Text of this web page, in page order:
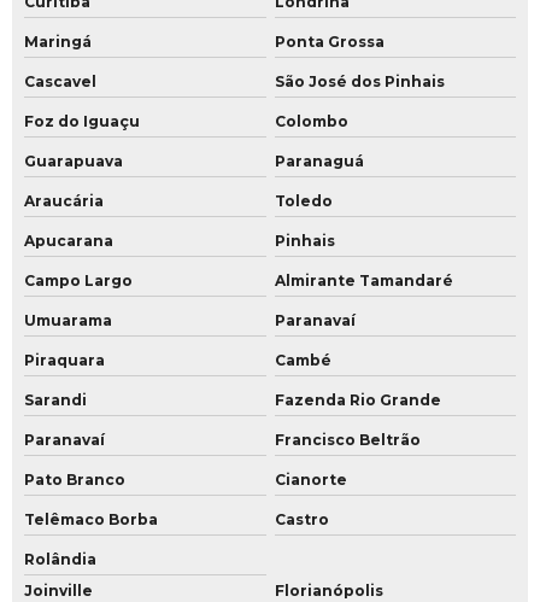
Maringá Ponta Grossa
Cascavel São José dos Pinhais
Foz do Iguaçu Colombo
Guarapuava Paranaguá
Araucária Toledo
Apucarana Pinhais
Campo Largo Almirante Tamandaré
Umuarama Paranavaí
Piraquara Cambé
Sarandi Fazenda Rio Grande
Paranavaí Francisco Beltrão
Pato Branco Cianorte
Telêmaco Borba Castro
Rolândia
Joinville
Florianópolis